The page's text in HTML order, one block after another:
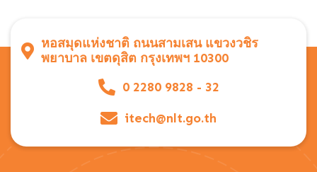
หอสมุดแห่งชาติ ถนนสามเสน แขวงวชิร
พยาบาล เขตดุสิต กรุงเทพฯ 10300
0 2280 9828 - 32
itech@nlt.go.th